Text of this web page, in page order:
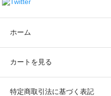
ホーム
カートを見る
特定商取引法に基づく表記